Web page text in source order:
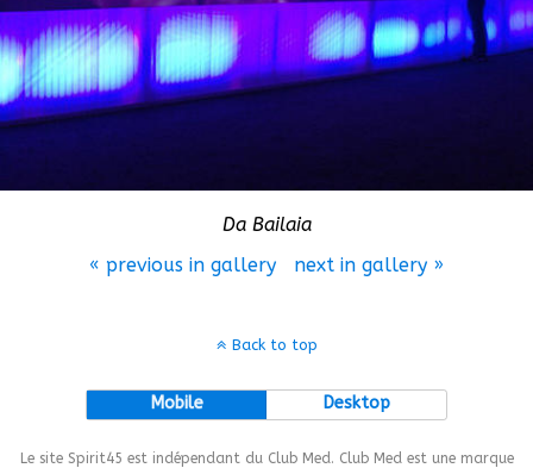
Da Bailaia
« previous in gallery
next in gallery »
Back to top
Mobile Desktop
Le site Spirit45 est indépendant du Club Med. Club Med est une marque